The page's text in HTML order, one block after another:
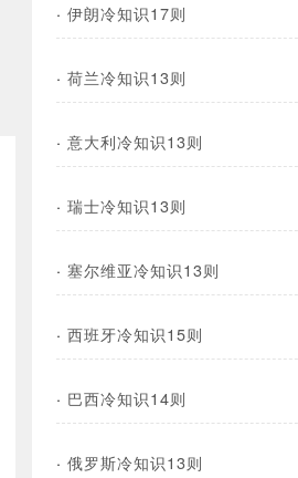
· 伊朗冷知识17则
· 荷兰冷知识13则
· 意大利冷知识13则
· 瑞士冷知识13则
· 塞尔维亚冷知识13则
· 西班牙冷知识15则
· 巴西冷知识14则
· 俄罗斯冷知识13则